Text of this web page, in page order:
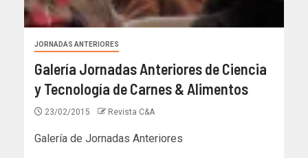
JORNADAS ANTERIORES
Galería Jornadas Anteriores de Ciencia
y Tecnología de Carnes & Alimentos
23/02/2015 Revista C&A
Galería de Jornadas Anteriores